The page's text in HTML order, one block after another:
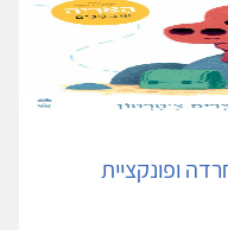
ופונקציית